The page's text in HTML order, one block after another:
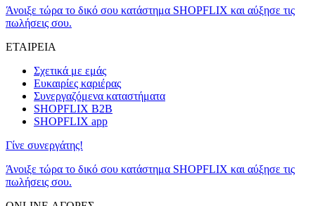
Άνοιξε τώρα το δικό σου κατάστημα SHOPFLIX και αύξησε τις
πωλήσεις σου.
ΕΤΑΙΡΕΙΑ
Σχετικά με εμάς
Ευκαιρίες καριέρας
Συνεργαζόμενα καταστήματα
SHOPFLIX B2B
SHOPFLIX app
Γίνε συνεργάτης!
Άνοιξε τώρα το δικό σου κατάστημα SHOPFLIX και αύξησε τις
πωλήσεις σου.